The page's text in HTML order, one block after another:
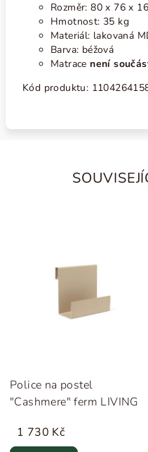
Rozměr: 80 x 76 x
Hmotnost: 35 kg
Materiál: lakovaná
Barva: béžová
Matrace není
Kód produktu:
Police na postel
"Cashmere" ferm LIVING
1 730 Kč